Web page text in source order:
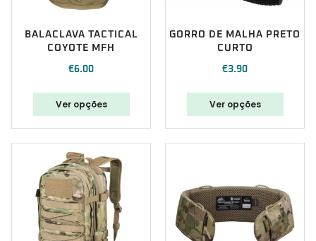
BALACLAVA TACTICAL
COYOTE MFH
€6.00
Ver opções
GORRO DE MALHA PRETO
CURTO
€3.90
Ver opções